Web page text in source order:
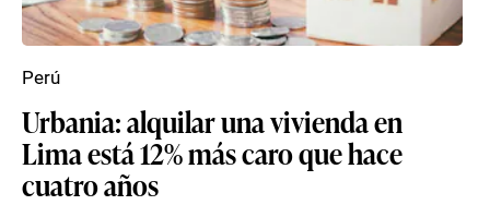
Urbania: alquilar una vivienda en
Lima está 12% más caro que hace
cuatro años
Perú